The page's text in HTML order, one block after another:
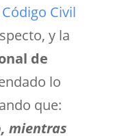
Civil
y la
de
lo
que:
mientras